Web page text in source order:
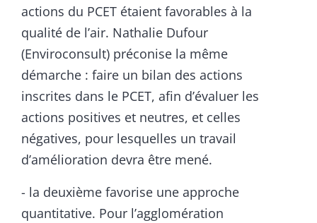
actions du PCET étaient favorables à la
qualité de l’air. Nathalie Dufour
(Enviroconsult) préconise la même
démarche : faire un bilan des actions
inscrites dans le PCET, afin d’évaluer les
actions positives et neutres, et celles
négatives, pour lesquelles un travail
d’amélioration devra être mené.
- la deuxième favorise une approche
quantitative. Pour l’agglomération